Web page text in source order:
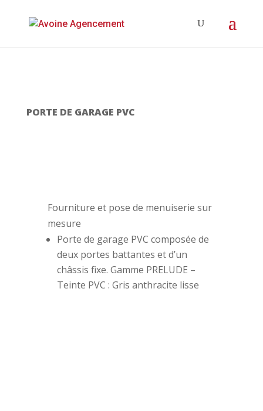
PORTE DE GARAGE PVC
Fourniture et pose de menuiserie sur
mesure
Porte de garage PVC composée de
deux portes battantes et d’un
châssis fixe. Gamme PRELUDE –
Teinte PVC : Gris anthracite lisse